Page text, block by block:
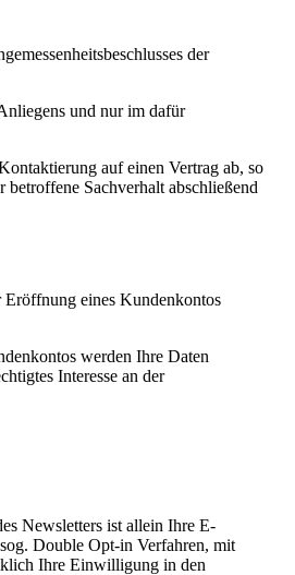
der
und nur im dafür
auf einen Vertrag ab, so
Sachverhalt abschließend
eines Kundenkontos
werden Ihre Daten
Interesse an der
Newsletters ist allein Ihre E-
Double Opt-in Verfahren, mit
Ihre Einwilligung in den